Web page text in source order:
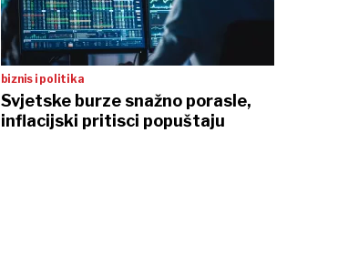
biznis i politika
Svjetske burze snažno porasle,
inflacijski pritisci popuštaju